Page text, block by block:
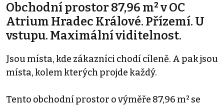
Obchodní prostor 87,96 m² v OC
Atrium Hradec Králové. Přízemí. U
vstupu. Maximální viditelnost.
Jsou místa, kde zákazníci chodí cíleně. A pak jsou
místa, kolem kterých projde každý.
Tento obchodní prostor o výměře 87,96 m² se